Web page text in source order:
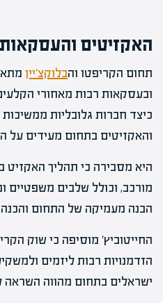
האקזיטים
תחום הקריפטו והבלוקצ'יין
ובעסקאות רבות מאחורי
כיצד חברות גלובליות
והאקזיטים בתחום מעידים על
היא מסבירה כי תהליך האקזיט
מורכב, וכולל שלבים משפטיים
הבנה מעמיקה של התחום
החייטוביץ' מוסיפה כי שוק
הזדמנויות רבות ליזמים
ישראלים בתחום מהווה השראה